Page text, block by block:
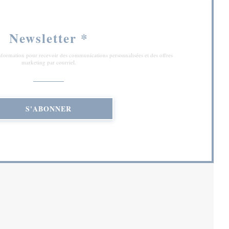
Newsletter *
pour recevoir des communications personnalisées et des offres
marketing par courriel.
S'ABONNER
NOUVELLE FENÊTRE))